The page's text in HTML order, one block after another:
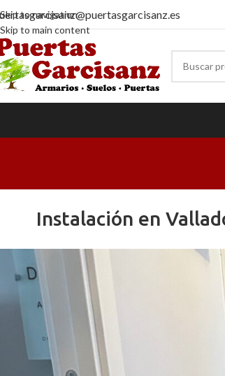
Skip to navigation
Skip to main content
Instalación en